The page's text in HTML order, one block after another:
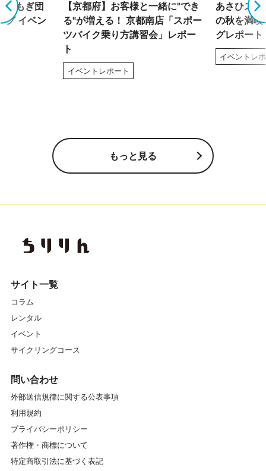
よもぎ団
グ イベン
【京都府】お客様と一緒に"でき
る"が増える！ 京都南店「スポー
ツバイク乗り方講習会」レポー
ト
イベントレポート
あさひス
の秋を満喫
グレポート
イベントレ
もっと見る
サイト一覧
コラム
レンタル
イベント
サイクリングコース
問い合わせ
外部送信規律に関する公表事項
利用規約
プライバシーポリシー
著作権・商標について
特定商取引法に基づく表記